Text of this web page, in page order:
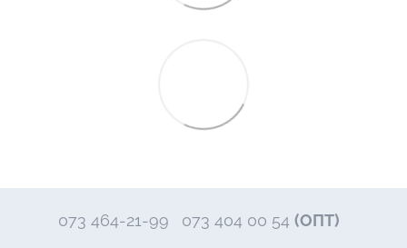
073 464-21-99 073 404 00 54 (ОПТ)